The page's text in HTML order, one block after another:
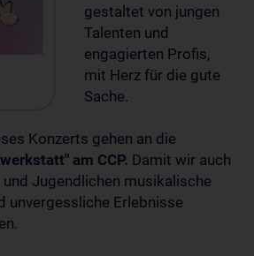
gestaltet von jungen
Talenten und
engagierten Profis,
mit Herz für die gute
Sache.
Konzerts gehen an die
am CCP. Damit wir auch
Jugendlichen musikalische
unvergessliche Erlebnisse